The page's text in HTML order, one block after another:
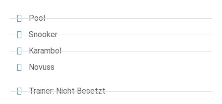
Pool
Snooker
Karambol
Novuss
Trainer: Nicht Besetzt